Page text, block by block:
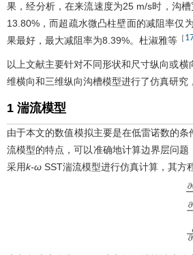
果，经分析，在来流速度为25 m/s时，沟
13.80%，而超疏水微凸柱壁面的减阻率仅
果最好，最大减阻率为8.39%。杜淑雅等 ［
以上文献主要针对不同形状和尺寸纵向或
维横向和三维纵向沟槽模型进行了仿真研
1 湍流模型
由于本文的数值模拟主要是在低雷诺数的
流模型的特点，可以准确地计算边界层问
采用k-ω SST湍流模型进行仿真计算，其方
∂